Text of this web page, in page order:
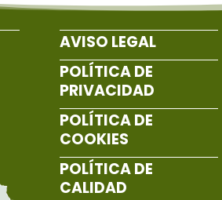
AVISO LEGAL
POLÍTICA DE
PRIVACIDAD
POLÍTICA DE
COOKIES
POLÍTICA DE
CALIDAD